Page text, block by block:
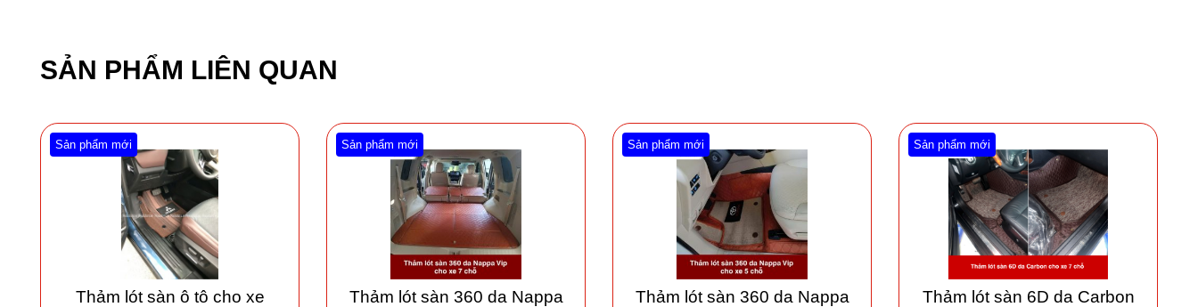
SẢN PHẨM LIÊN QUAN
Sản phẩm mới
Thảm lót sàn ô tô cho xe
Sản phẩm mới
Thảm lót sàn 360 da Nappa
Sản phẩm mới
Thảm lót sàn 360 da Nappa
Sản phẩm mới
Thảm lót sàn 6D da Carbon